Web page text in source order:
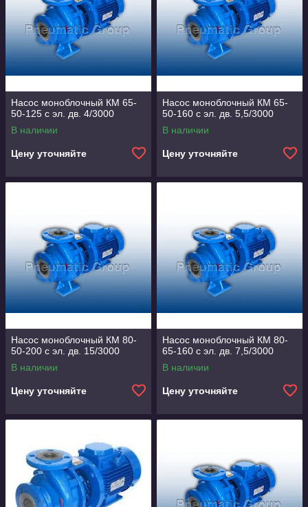
Насос моноблочный КМ 65-
50-125 с эл. дв. 4/3000
В наличии
Цену уточняйте
Насос моноблочный КМ 65-
50-160 с эл. дв. 5,5/3000
В наличии
Цену уточняйте
Насос моноблочный КМ 80-
50-200 с эл. дв. 15/3000
В наличии
Цену уточняйте
Насос моноблочный КМ 80-
65-160 с эл. дв. 7,5/3000
В наличии
Цену уточняйте